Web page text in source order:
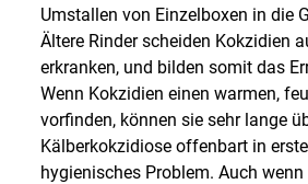
Umstallen von Einzelboxen in die
Ältere Rinder scheiden Kokzidien
erkranken, und bilden somit das
Wenn Kokzidien einen warmen,
vorfinden, können sie sehr lange
Kälberkokzidiose offenbart in
hygienisches Problem. Auch